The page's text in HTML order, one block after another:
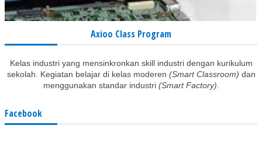
Axioo Class Program
Kelas industri yang mensinkronkan skill industri dengan kurikulum
sekolah. Kegiatan belajar di kelas moderen (Smart Classroom) dan
menggunakan standar industri (Smart Factory).
Facebook